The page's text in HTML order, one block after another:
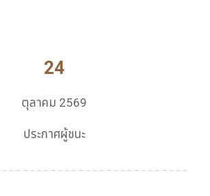
24
ตุลาคม 2569
ประกาศผู้ชนะ